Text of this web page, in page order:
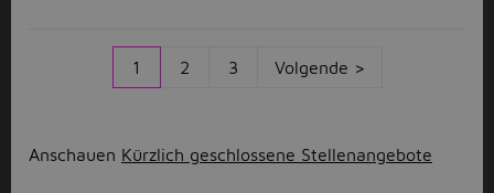
1 2 3 Volgende >
Anschauen Kürzlich geschlossene Stellenangebote